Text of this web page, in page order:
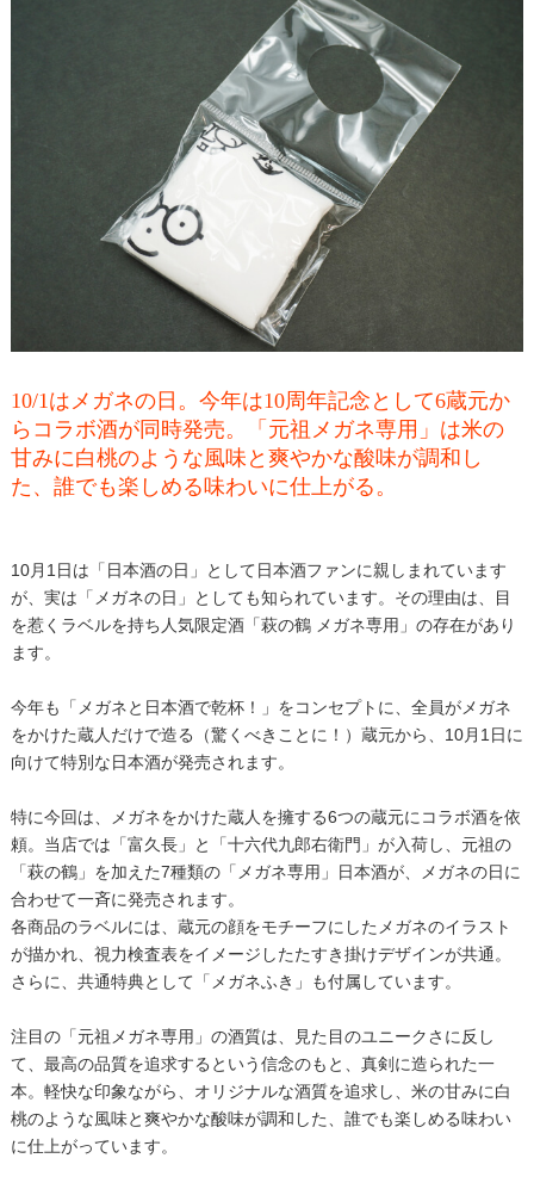
10/1はメガネの日。今年は10周年記念として6蔵元か
らコラボ酒が同時発売。「元祖メガネ専用」は米の
甘みに白桃のような風味と爽やかな酸味が調和し
た、誰でも楽しめる味わいに仕上がる。
10月1日は「日本酒の日」として日本酒ファンに親しまれています
が、実は「メガネの日」としても知られています。その理由は、目
を惹くラベルを持ち人気限定酒「萩の鶴 メガネ専用」の存在があり
ます。
今年も「メガネと日本酒で乾杯！」をコンセプトに、全員がメガネ
をかけた蔵人だけで造る（驚くべきことに！）蔵元から、10月1日に
向けて特別な日本酒が発売されます。
特に今回は、メガネをかけた蔵人を擁する6つの蔵元にコラボ酒を依
頼。当店では「富久長」と「十六代九郎右衛門」が入荷し、元祖の
「萩の鶴」を加えた7種類の「メガネ専用」日本酒が、メガネの日に
合わせて一斉に発売されます。
各商品のラベルには、蔵元の顔をモチーフにしたメガネのイラスト
が描かれ、視力検査表をイメージしたたすき掛けデザインが共通。
さらに、共通特典として「メガネふき」も付属しています。
注目の「元祖メガネ専用」の酒質は、見た目のユニークさに反し
て、最高の品質を追求するという信念のもと、真剣に造られた一
本。軽快な印象ながら、オリジナルな酒質を追求し、米の甘みに白
桃のような風味と爽やかな酸味が調和した、誰でも楽しめる味わい
に仕上がっています。